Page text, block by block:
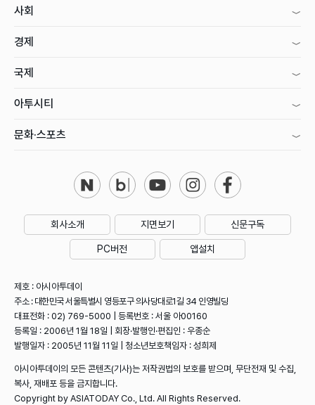
사회
경제
국제
아투시티
문화·스포츠
회사소개 지면보기 신문구독
PC버전 앱설치
제호 : 아시아투데이
주소 : 대한민국 서울특별시 영등포구 의사당대로1길 34 인영빌딩
대표전화 : 02) 769-5000 | 등록번호 : 서울 아00160
등록일 : 2006년 1월 18일 | 회장·발행인·편집인 : 우종순
발행일자 : 2005년 11월 11일 | 청소년보호책임자 : 성희제
아시아투데이의 모든 콘텐츠(기사)는 저작권법의 보호를 받으며, 무단전재 및 수집,
복사, 재배포 등을 금지합니다.
Copyright by ASIATODAY Co., Ltd. All Rights Reserved.